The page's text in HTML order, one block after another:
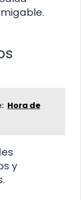
Hora de
y